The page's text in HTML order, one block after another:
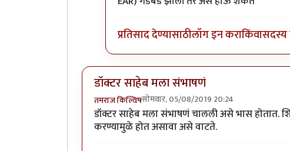
प्रतिसाद देण्यासाठीलॉग इन कराकिंवासदस्य
डॉक्टर साहेब मला संभाषणं
तमराज किल्विषसोमवार, 05/08/2019 20:24
डॉक्टर साहेब मला संभाषणं चालली असे भास होतात.
करण्यामुळे होत असावा असे वाटते.